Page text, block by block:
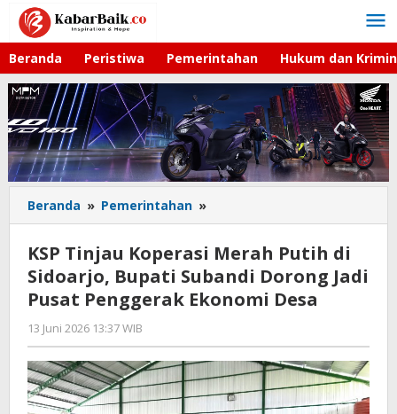
Lewati
konten
Beranda Peristiwa Pemerintahan Hukum dan
Beranda » Pemerintahan »
Tinjau
Koperasi
Merah
Putih
di
Dorong
Jadi
Pusat
KSP Tinjau Koperasi Merah Putih di
Sidoarjo, Bupati Subandi Dorong Jadi
Pusat Penggerak Ekonomi Desa
13 Juni 2026 13:37 WIB
Andika
DP